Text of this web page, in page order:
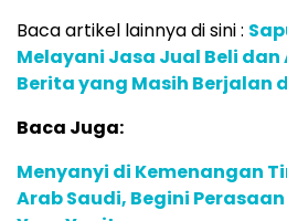
Baca artikel lainnya di sini :
Melayani Jasa Jual Beli dan
Berita yang Masih Berjalan
Baca Juga:
Menyanyi di Kemenangan
Arab Saudi, Begini